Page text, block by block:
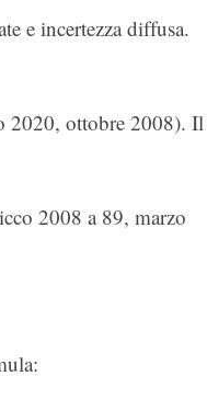
e incertezza diffusa.
2020, ottobre 2008). Il
2008 a 89, marzo